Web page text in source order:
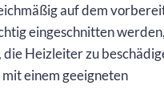
auf dem
eingeschnitten
die Heizleiter zu
einem geeigneten